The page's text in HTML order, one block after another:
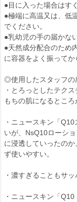
●目に入った場合はす
●極端に高温又は、低
でください。
●乳幼児の手の届かな
●天然成分配合のため
に容器をよく振ってか
◎使用したスタッフ
・とろっとしたテク
もちの肌になるとこ
・ニュースキン「
いが、NsQ10ローシ
に浸透していったの
ず使いやすい。
・濃すぎることもサ
・ニュースキン「